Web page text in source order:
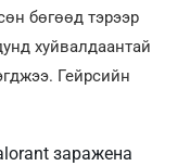
бөгөөд тэрээр
хуйвалдаантай
Гейрсийн
заражена